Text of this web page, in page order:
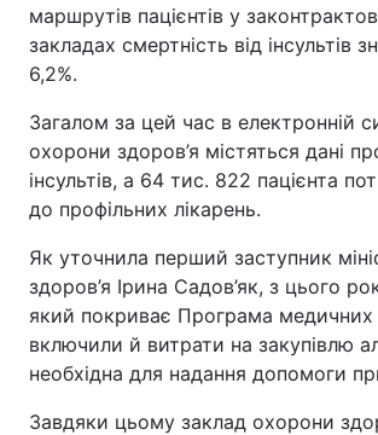
маршрутів пацієнтів у
закладах смертність від інсультів
6,2%.
Загалом за цей час в електронній
охорони здоров’я містяться дані
інсультів, а 64 тис. 822 пацієнта
до профільних лікарень.
Як уточнила перший заступник
здоров’я Ірина Садов’як, з цього
який покриває Програма медичних
включили й витрати на закупівлю
необхідна для надання допомоги
Завдяки цьому заклад охорони